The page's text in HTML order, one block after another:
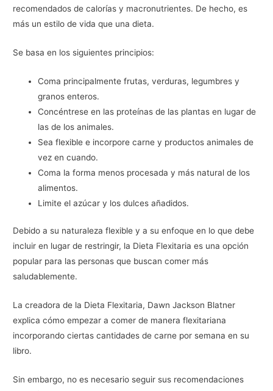
recomendados de calorías y macronutrientes. De hecho, es
más un estilo de vida que una dieta.
Se basa en los siguientes principios:
Coma principalmente frutas, verduras, legumbres y
granos enteros.
Concéntrese en las proteínas de las plantas en lugar de
las de los animales.
Sea flexible e incorpore carne y productos animales de
vez en cuando.
Coma la forma menos procesada y más natural de los
alimentos.
Limite el azúcar y los dulces añadidos.
Debido a su naturaleza flexible y a su enfoque en lo que debe
incluir en lugar de restringir, la Dieta Flexitaria es una opción
popular para las personas que buscan comer más
saludablemente.
La creadora de la Dieta Flexitaria, Dawn Jackson Blatner
explica cómo empezar a comer de manera flexitariana
incorporando ciertas cantidades de carne por semana en su
libro.
Sin embargo, no es necesario seguir sus recomendaciones